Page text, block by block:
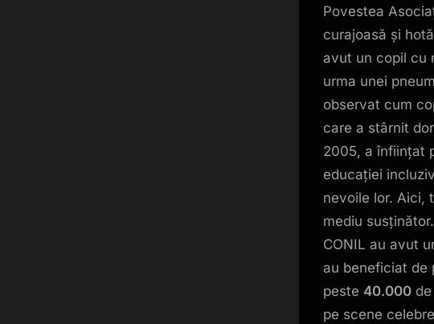
Povestea
curajoasă și
avut un copil cu
urma unei
observat cum
care a stârnit
2005, a înființat
educației
nevoile lor. Aici,
mediu
CONIL au avut
au beneficiat de
peste 40.000
pe scene